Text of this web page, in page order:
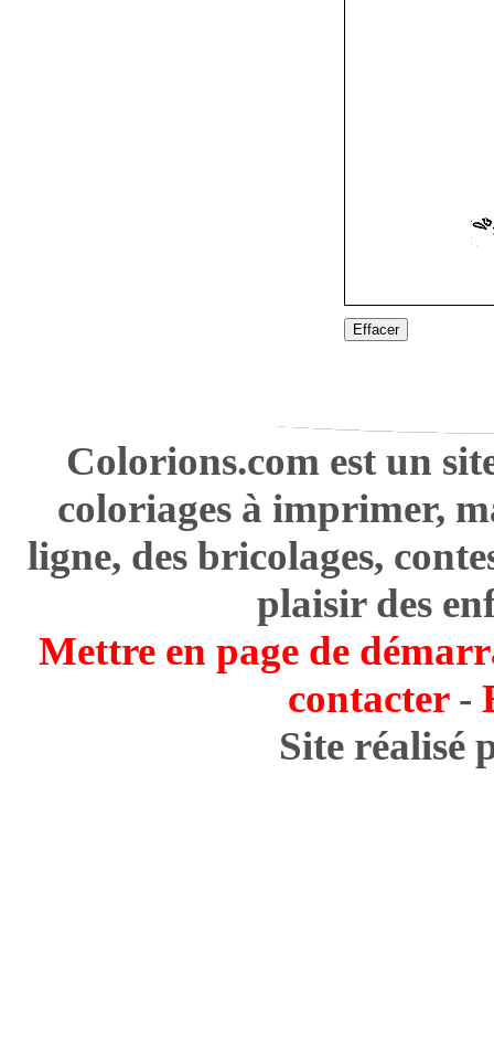
Effacer
Colorions.com est un
coloriages à imprimer,
ligne, des bricolages,
plaisir des
Mettre en page de
contacter-
Site réalisé